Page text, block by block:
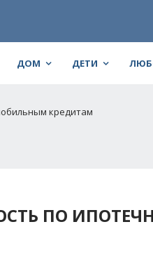
ДОМ ДЕТИ
кредитам
ПО